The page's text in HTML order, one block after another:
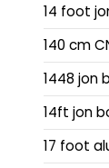
14 foot
140 cm
1448 jon
14ft jon
17 foot